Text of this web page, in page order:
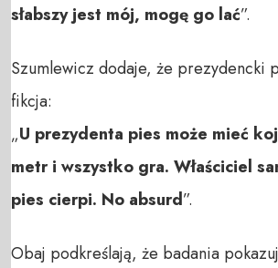
słabszy jest mój, mogę go lać”.
Szumlewicz dodaje, że prezydencki
fikcja:
„U prezydenta pies może mieć
metr i wszystko gra. Właściciel
pies cierpi. No absurd”.
Obaj podkreślają, że badania